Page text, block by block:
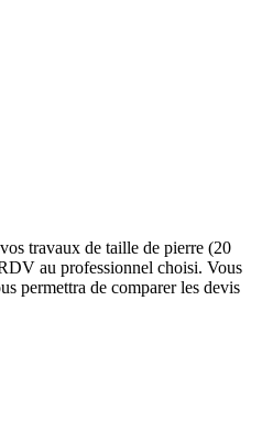
travaux de taille de pierre (20
au professionnel choisi. Vous
permettra de comparer les devis